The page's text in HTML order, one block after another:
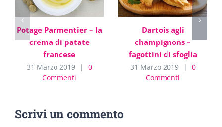
Potage Parmentier – la
crema di patate
francese
31 Marzo 2019 |
0
Commenti
Dartois agli
champignons –
fagottini di sfoglia
31 Marzo 2019 |
0
Commenti
Scrivi un commento